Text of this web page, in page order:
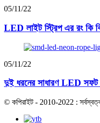
05/11/22
LED লাইট স্ট্রিপ এর রং কি
05/11/22
দুই ধরনের সাধারণ LED সফট
© কপিরাইট - 2010-2022 : সর্বস্বত্ব